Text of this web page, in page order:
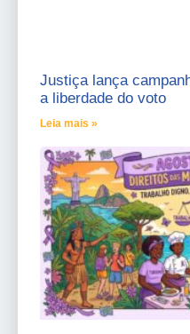
Justiça lança
a liberdade do voto
Leia mais »